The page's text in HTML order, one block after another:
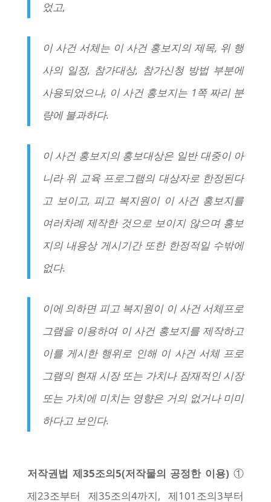
었고,
이 사건 서체는 이 사건 홍보지의 제목, 위 행
사의 일정, 참가대상, 참가신청 방법 부분에
사용되었으나, 이 사건 홍보지는 1쪽 짜리 분
량에 불과하다.
이 사건 홍보지의 홍보대상은 일반 대중이 아
니라 위 교육 프로그램의 대상자로 한정된다
고 보이고, 피고 복지원이 이 사건 홍보지를
여러차례 제작한 것으로 보이지 않으며 홍보
지의 내용상 게시기간 또한 한정적일 수밖에
없다.
이에 의하면 피고 복지원이 이 사건 서체프로
그램을 이용하여 이 사건 홍보지를 제작하고
이를 게시한 행위로 인해 이 사건 서체 프로
그램의 현재 시장 또는 가치나 잠재적인 시장
또는 가치에 미치는 영향은 거의 없거나 미미
하다고 보인다.
저작권법 제35조의5(저작물의 공정한 이용) ①
제23조부터 제35조의4까지, 제101조의3부터